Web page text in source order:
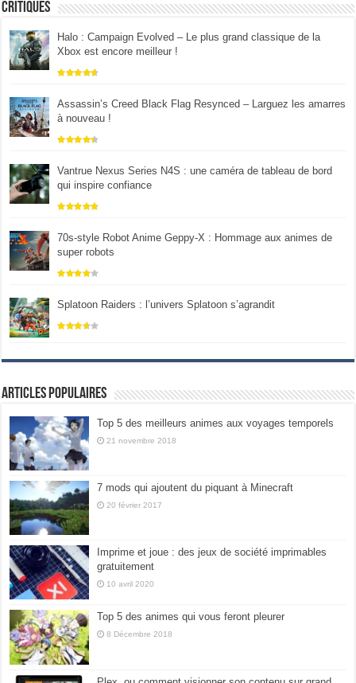
Critiques
Halo : Campaign Evolved – Le plus grand classique de la
Xbox est encore meilleur !
Assassin’s Creed Black Flag Resynced – Larguez les amarres
à nouveau !
Vantrue Nexus Series N4S : une caméra de tableau de bord
qui inspire confiance
70s-style Robot Anime Geppy-X : Hommage aux animes de
super robots
Splatoon Raiders : l’univers Splatoon s’agrandit
Articles populaires
Top 5 des meilleurs animes aux voyages temporels
21 novembre 2018
7 mods qui ajoutent du piquant à Minecraft
20 février 2017
Imprime et joue : des jeux de société imprimables
gratuitement
10 avril 2020
Top 5 des animes qui vous feront pleurer
8 Décembre 2018